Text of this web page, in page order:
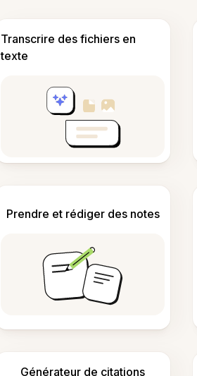
Transcrire des fichiers en
texte
Prendre et rédiger des notes
Générateur de citations